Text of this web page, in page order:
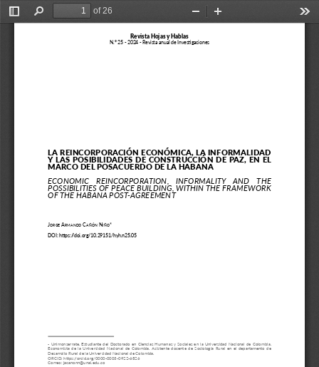
Toggle
Find
of 26
Zoom
Revista Hojas y Hablas
N.° 25 - 2024 - Revista anual de Investigaciones
LA REINCORPORACIÓN ECONÓMICA, LA INFORMALIDAD
Y  LAS  POSIBILIDADES  DE  CONSTRUCCIÓN  DE  PAZ,  EN  EL
MARCO DEL POSACUERDO DE LA HABANA
ECONOMIC  REINCORPORATION,  INFORMALITY  AND  THE
POSSIBILITIES OF PEACE BUILDING, WITHIN THE FRAMEWORK
OF THE HABANA POST-AGREEMENT
Jorge arMando cañón niño*
- Unimonserrate. Estudiante del Doctorado en Ciencias Humanas y Sociales en la Universidad Nacional de Colombia.
Economista de la Universidad Nacional de Colombia. Asistente docente de Sociología Rural en el departamento de
Desarrollo Rural de la Universidad Nacional de Colombia.
ORCID: https://orcid.org/0000-0003-0922-6826
Correo: jacanonn@unal.edu.co
DOI: https://doi.org/10.29151/hyh.n25.05